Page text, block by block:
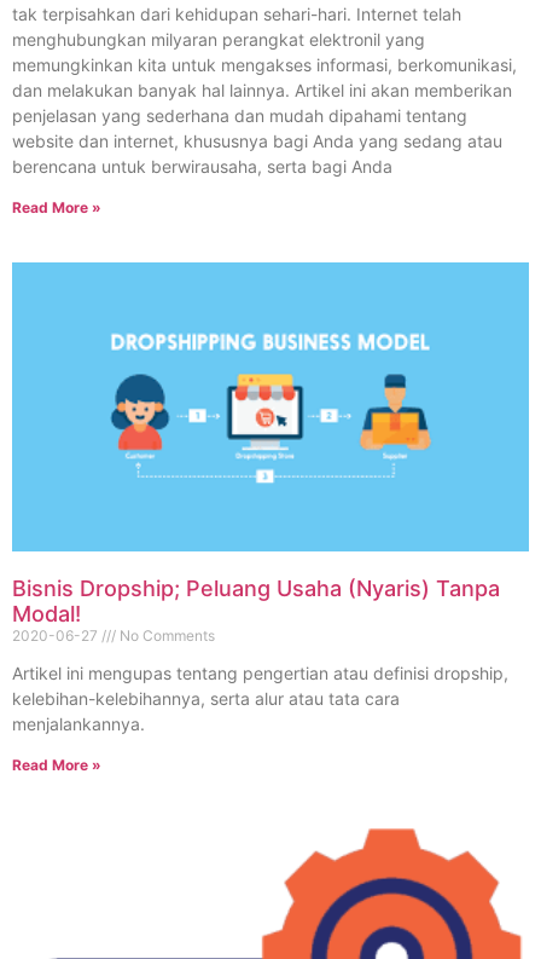
tak terpisahkan dari kehidupan sehari-hari. Internet telah
menghubungkan milyaran perangkat elektronil yang
memungkinkan kita untuk mengakses informasi, berkomunikasi,
dan melakukan banyak hal lainnya. Artikel ini akan memberikan
penjelasan yang sederhana dan mudah dipahami tentang
website dan internet, khususnya bagi Anda yang sedang atau
berencana untuk berwirausaha, serta bagi Anda
Read More »
Bisnis Dropship; Peluang Usaha (Nyaris) Tanpa
Modal!
2020-06-27 No Comments
Artikel ini mengupas tentang pengertian atau definisi dropship,
kelebihan-kelebihannya, serta alur atau tata cara
menjalankannya.
Read More »